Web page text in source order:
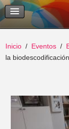
Temas
Buscar
Inicio Eventos
la